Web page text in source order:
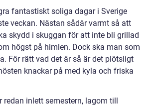
fantastiskt soliga dagar i Sverige
veckan. Nästan sådär varmt så att
skydd i skuggan för att inte bli grillad
högst på himlen. Dock ska man som
För rätt vad det är så är det plötsligt
knackar på med kyla och friska
redan inlett semestern, lagom till